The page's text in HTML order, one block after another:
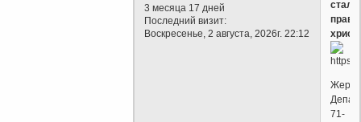
3 месяца 17 дней
Последний визит:
Воскресенье, 2 августа, 2026г. 22:12
стал
Жерар
71-